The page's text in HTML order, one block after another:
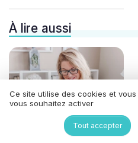
À lire aussi
Ce site utilise des cookies et
vous souhaitez activer
Tout accepter